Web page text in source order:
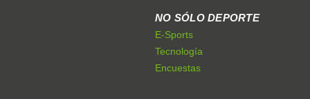
NO SÓLO DEPORTE
E-Sports
Tecnología
Encuestas